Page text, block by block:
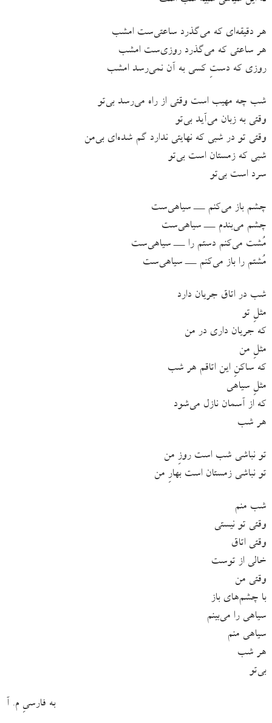
هر دقیقه‌ای که می‌گذرد ساعتی‌ست امشب
هر ساعتی که می‌گذرد روزی‌ست امشب
روزی که دستِ کسی به آن نمی‌رسد امشب
شب چه مهیب است وقتی از راه می‌رسد بی‌تو
وقتی به زبان می‌آید بی‌تو
وقتی تو در شبی که نهایتی ندارد گم شده‌ای بی‌من
شبی که زمستان است بی‌تو
سرد است بی‌تو
چشم باز می‌کنم ـــ سیاهی‌ست
چشم می‌بندم ـــ سیاهی‌ست
مُشت می‌کنم دستم را ـــ سیاهی‌ست
مُشتم را باز می‌کنم ـــ سیاهی‌ست
شب در اتاق جریان دارد
مثلِ تو
که جریان داری در من
مثلِ من
که ساکنِ این اتاقم هر شب
مثلِ سیاهی
که از آسمان نازل می‌شود
هر شب
تو نباشی شب است روزِ من
تو نباشی زمستان است بهارِ من
شب منم
وقتی تو نیستی
وقتی اتاق
خالی از توست
وقتی من
با چشم‌های باز
سیاهی را می‌بینم
سیاهی منم
هر شب
بی‌تو
به فارسیِ م. آ